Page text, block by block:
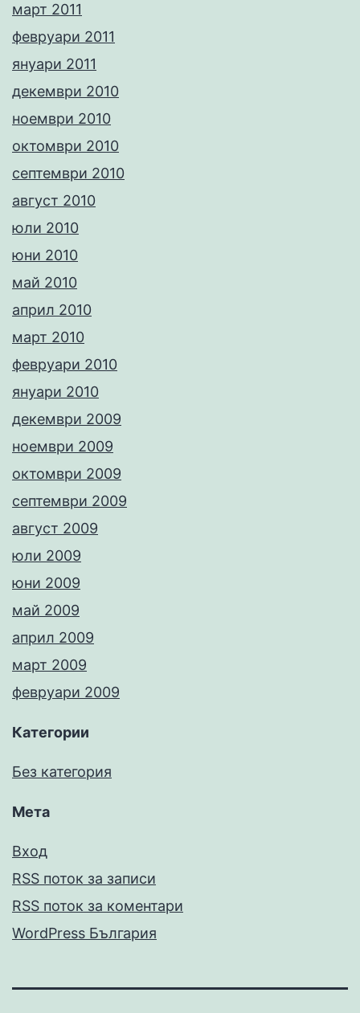
март 2011
февруари 2011
януари 2011
декември 2010
ноември 2010
октомври 2010
септември 2010
август 2010
юли 2010
юни 2010
май 2010
април 2010
март 2010
февруари 2010
януари 2010
декември 2009
ноември 2009
октомври 2009
септември 2009
август 2009
юли 2009
юни 2009
май 2009
април 2009
март 2009
февруари 2009
Категории
Без категория
Мета
Вход
RSS поток за записи
RSS поток за коментари
WordPress България